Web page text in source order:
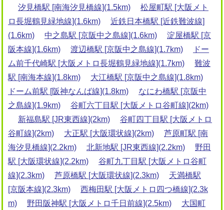
汐見橋駅 [南海汐見橋線](1.5km)
松屋町駅 [大阪メト
ロ長堀鶴見緑地線](1.6km)
近鉄日本橋駅 [近鉄難波線]
(1.6km)
中之島駅 [京阪中之島線](1.6km)
淀屋橋駅 [京
阪本線](1.6km)
渡辺橋駅 [京阪中之島線](1.7km)
ドー
ム前千代崎駅 [大阪メトロ長堀鶴見緑地線](1.7km)
難波
駅 [南海本線](1.8km)
大江橋駅 [京阪中之島線](1.8km)
ドーム前駅 [阪神なんば線](1.8km)
なにわ橋駅 [京阪中
之島線](1.9km)
谷町六丁目駅 [大阪メトロ谷町線](2km)
新福島駅 [JR東西線](2km)
谷町四丁目駅 [大阪メトロ
谷町線](2km)
大正駅 [大阪環状線](2km)
芦原町駅 [南
海汐見橋線](2.2km)
北新地駅 [JR東西線](2.2km)
野田
駅 [大阪環状線](2.2km)
谷町九丁目駅 [大阪メトロ谷町
線](2.3km)
芦原橋駅 [大阪環状線](2.3km)
天満橋駅
[京阪本線](2.3km)
西梅田駅 [大阪メトロ四つ橋線](2.3k
m)
野田阪神駅 [大阪メトロ千日前線](2.5km)
大国町